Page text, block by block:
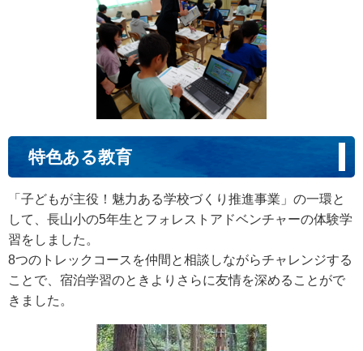
特色ある教育
「子どもが主役！魅力ある学校づくり推進事業」の一環と
して、長山小の5年生とフォレストアドベンチャーの体験学
習をしました。
8つのトレックコースを仲間と相談しながらチャレンジする
ことで、宿泊学習のときよりさらに友情を深めることがで
きました。